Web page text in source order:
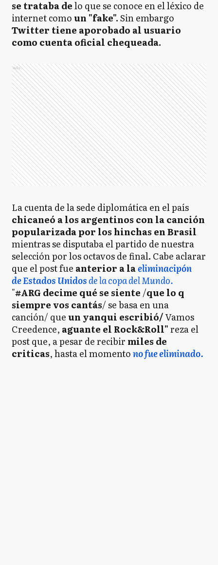
se trataba delo que se conoce en el léxico de
internet comoun "fake".Sin embargo
Twitter tiene aporobado al usuario
como cuenta oficial chequeada.
Ads
La cuenta de la sede diplomática en el país
chicaneó a los argentinos con la canción
popularizada por los hinchas en Brasil
mientras se disputaba el partido de nuestra
selección por los octavos de final. Cabe aclarar
que el post fue anterior a laeliminacipón
de Estados Unidosde la copa del Mundo.
"#ARG decime qué se siente /que lo q
siempre vos cantás/ se basa en una
canción/ queun yanqui escribió/Vamos
Creedence, aguante el Rock&Roll"reza el
post que, a pesar de recibir miles de
criticas, hasta el momentono fue eliminado.